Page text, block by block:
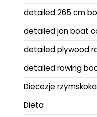
detailed 265 cm
detailed jon boat
detailed plywood
detailed rowing
Diecezje
Dieta